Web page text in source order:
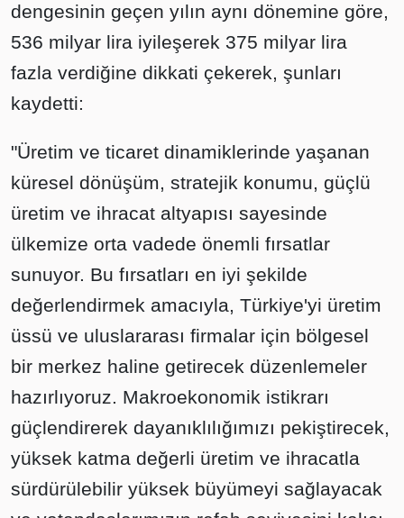
dengesinin geçen yılın aynı dönemine göre,
536 milyar lira iyileşerek 375 milyar lira
fazla verdiğine dikkati çekerek, şunları
kaydetti:
"Üretim ve ticaret dinamiklerinde yaşanan
küresel dönüşüm, stratejik konumu, güçlü
üretim ve ihracat altyapısı sayesinde
ülkemize orta vadede önemli fırsatlar
sunuyor. Bu fırsatları en iyi şekilde
değerlendirmek amacıyla, Türkiye'yi üretim
üssü ve uluslararası firmalar için bölgesel
bir merkez haline getirecek düzenlemeler
hazırlıyoruz. Makroekonomik istikrarı
güçlendirerek dayanıklılığımızı pekiştirecek,
yüksek katma değerli üretim ve ihracatla
sürdürülebilir yüksek büyümeyi sağlayacak